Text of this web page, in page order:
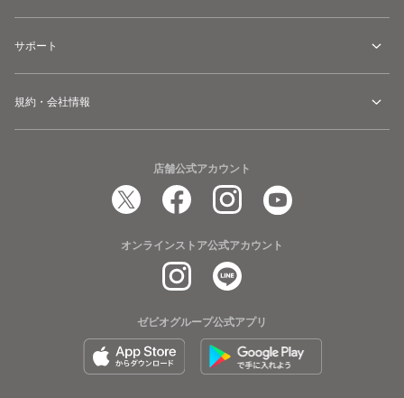
サポート
規約・会社情報
店舗公式アカウント
オンラインストア公式アカウント
ゼビオグループ公式アプリ